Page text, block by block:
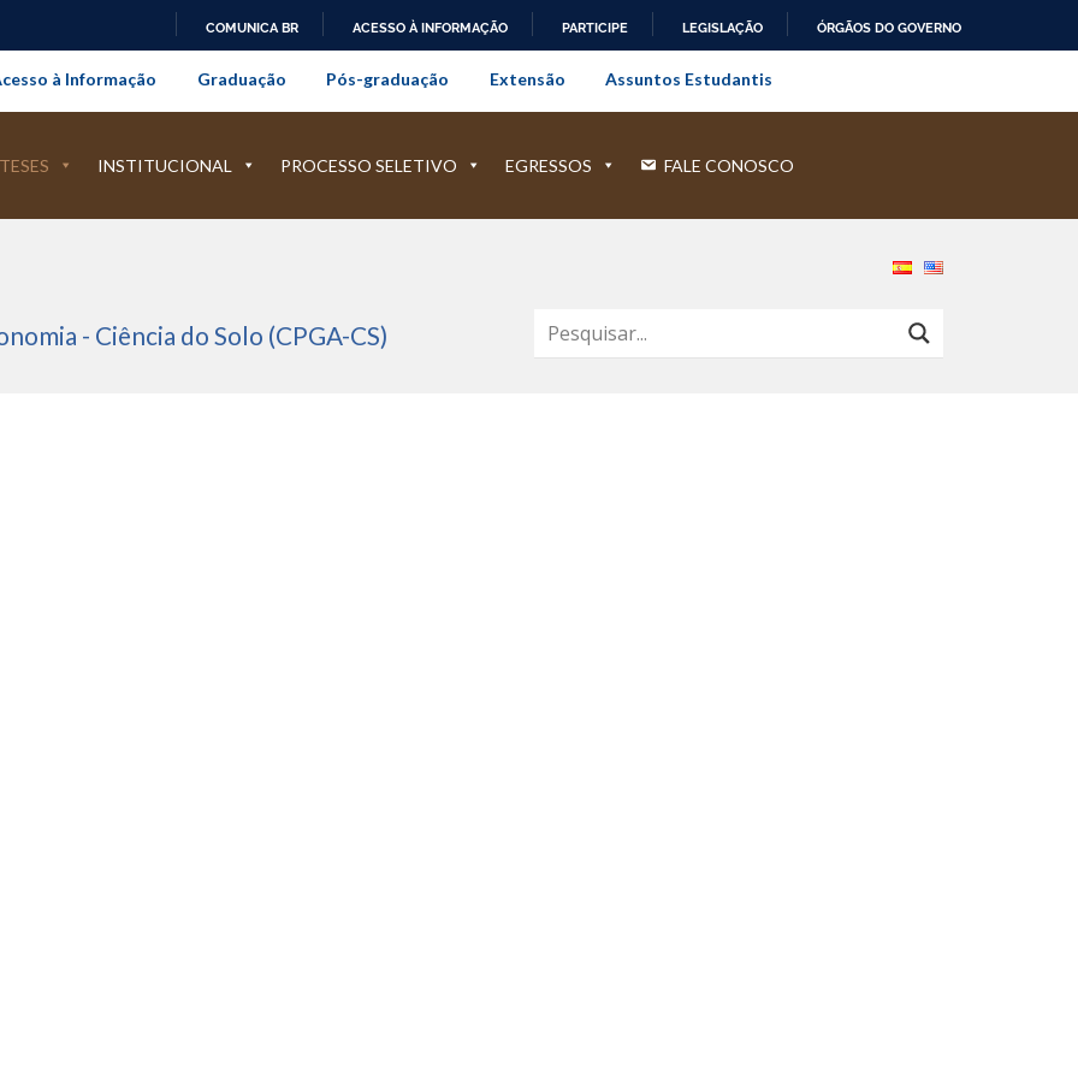
PARA
O
COMUNICA BR ACESSO À INFORMAÇÃO PARTICIPE LEGISLAÇÃO ÓRGÃOS DO GOVERNO
da Universidade Federal Rural do Rio de Janeiro
à Informação Graduação Pós-graduação Extensão Assuntos Estudantis
INSTITUCIONAL PROCESSO SELETIVO EGRESSOS FALE CONOSCO
- Ciência do Solo (CPGA-CS)